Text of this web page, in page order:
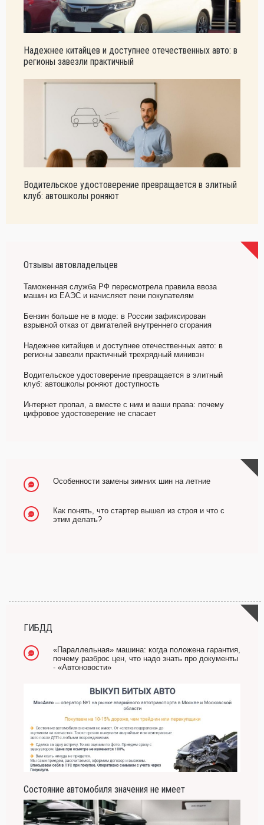
Надежнее китайцев и доступнее отечественных авто: в
регионы завезли практичный
Водительское удостоверение превращается в элитный
клуб: автошколы роняют
Отзывы автовладельцев
Таможенная служба РФ пересмотрела правила ввоза
машин из ЕАЭС и начисляет пени покупателям
Бензин больше не в моде: в России зафиксирован
взрывной отказ от двигателей внутреннего сгорания
Надежнее китайцев и доступнее отечественных авто: в
регионы завезли практичный трехрядный минивэн
Водительское удостоверение превращается в элитный
клуб: автошколы роняют доступность
Интернет пропал, а вместе с ним и ваши права: почему
цифровое удостоверение не спасает
Особенности замены зимних шин на летние
Как понять, что стартер вышел из строя и что с
этим делать?
ГИБДД
«Параллельная» машина: когда положена гарантия,
почему разброс цен, что надо знать про документы
- «Автоновости»
Состояние автомобиля значения не имеет